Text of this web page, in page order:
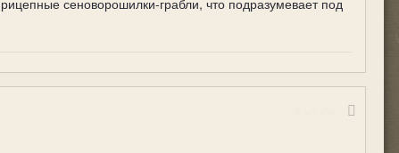
сеноворошилки-грабли, что подразумевает под